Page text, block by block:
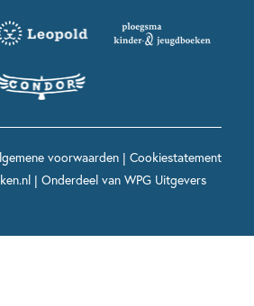
voorwaarden| Cookiestatement
| Onderdeel van WPG Uitgevers